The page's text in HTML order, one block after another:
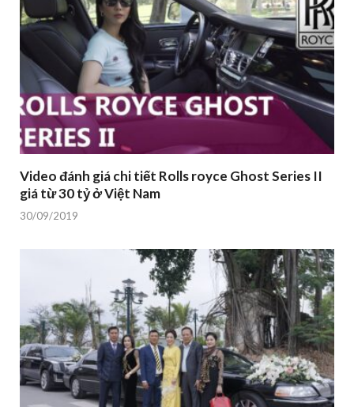
Video đánh giá chi tiết Rolls royce Ghost Series II
giá từ 30 tỷ ở Việt Nam
30/09/2019